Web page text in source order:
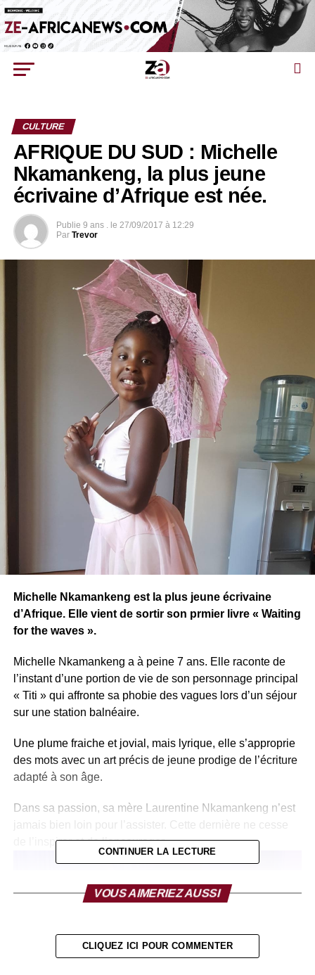
CULTURE
AFRIQUE DU SUD : Michelle
Nkamankeng, la plus jeune
écrivaine d’Afrique est née.
Publie 9 ans . le 27/09/2017 à 12:29
Par Trevor
Michelle Nkamankeng est la plus jeune écrivaine
d’Afrique. Elle vient de sortir son prmier livre « Waiting
for the waves ».
Michelle Nkamankeng a à peine 7 ans. Elle raconte de
l’instant d’une portion de vie de son personnage principal
« Titi » qui affronte sa phobie des vagues lors d’un séjour
sur une station balnéaire.
Une plume fraiche et jovial, mais lyrique, elle s’approprie
des mots avec un art précis de jeune prodige de l’écriture
adapté à son âge.
Dans sa passion, sa mère Laurentine Nkamankeng n’est
jamais bien loin pour l’assister. Cette dernière ne cesse
de l’inspirer et de l’encourager.
CONTINUER LA LECTURE
VOUS AIMERIEZ AUSSI
CLIQUEZ ICI POUR COMMENTER